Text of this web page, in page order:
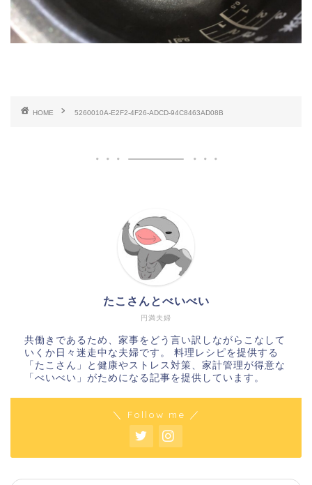
HOME 5260010A-E2F2-4F26-ADCD-94C8463AD08B
円満夫婦
たこさんとべいべい
共働きであるため、家事をどう言い訳しながらこなして
いくか日々迷走中な夫婦です。 料理レシピを提供する
「たこさん」と健康やストレス対策、家計管理が得意な
「べいべい」がためになる記事を提供しています。
＼ Follow me ／